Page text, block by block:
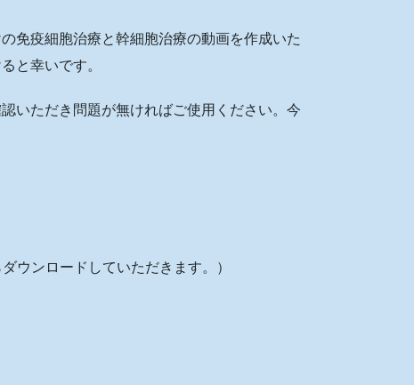
免疫細胞治療と幹細胞治療の動画を作成いた
と幸いです。
いただき問題が無ければご使用ください。今
ウンロードしていただきます。）